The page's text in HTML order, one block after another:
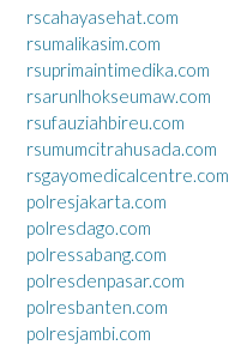
rscahayasehat.com
rsumalikasim.com
rsuprimaintimedika.com
rsarunlhokseumaw.com
rsufauziahbireu.com
rsumumcitrahusada.com
rsgayomedicalcentre.com
polresjakarta.com
polresdago.com
polressabang.com
polresdenpasar.com
polresbanten.com
polresjambi.com